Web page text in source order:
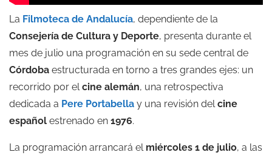
La Filmoteca de Andalucía, dependiente de la
Consejería de Cultura y Deporte, presenta durante el
mes de julio una programación en su sede central de
Córdoba estructurada en torno a tres grandes ejes: un
recorrido por elcine alemán, una retrospectiva
dedicada a Pere Portabella y una revisión delcine
español estrenado en 1976.
La programación arrancará el miércoles 1 de julio, a las